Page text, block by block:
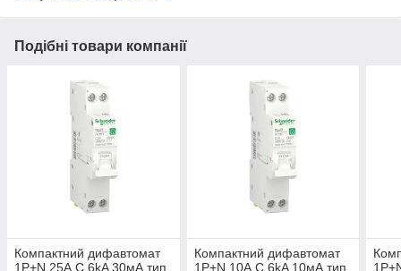
Подібні товари компанії
Компактний дифавтомат
1P+N 25А C 6kA 30мА тип
Компактний дифавтомат
1P+N 10А C 6kA 10мА тип